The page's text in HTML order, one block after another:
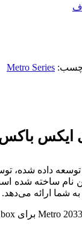
Metro Series
شما ارائه می‌دهد.